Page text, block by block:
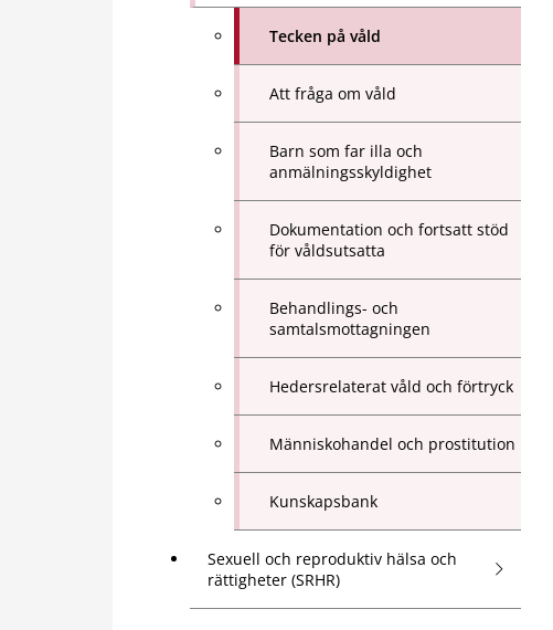
Tecken på våld
Att fråga om våld
Barn som far illa och
anmälningsskyldighet
Dokumentation och fortsatt stöd
för våldsutsatta
Behandlings- och
samtalsmottagningen
Hedersrelaterat våld och förtryck
Människohandel och prostitution
Kunskapsbank
Sexuell och reproduktiv hälsa och
rättigheter (SRHR)